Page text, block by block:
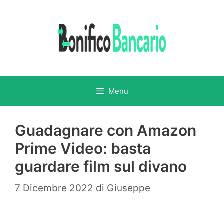
Menu
Guadagnare con Amazon
Prime Video: basta
guardare film sul divano
7 Dicembre 2022 di Giuseppe